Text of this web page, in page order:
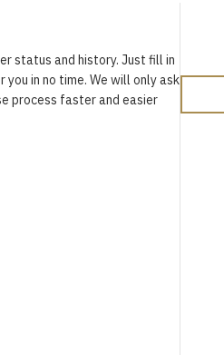
status and history. Just fill in
in no time. We will only ask
process faster and easier.